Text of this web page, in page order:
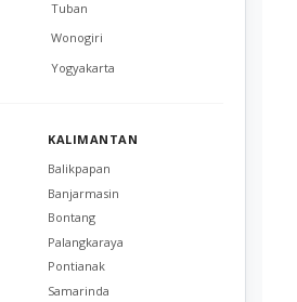
Tuban
Wonogiri
Yogyakarta
KALIMANTAN
Balikpapan
Banjarmasin
Bontang
Palangkaraya
Pontianak
Samarinda